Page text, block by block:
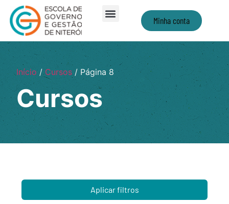
Minha conta
Início/Cursos/ Página 8
Cursos
Aplicar filtros